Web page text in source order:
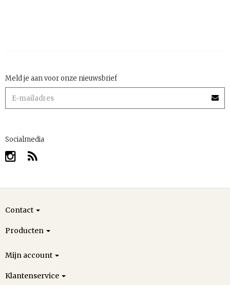
Meld je aan voor onze nieuwsbrief
Socialmedia
Contact
Producten
Mijn account
Klantenservice